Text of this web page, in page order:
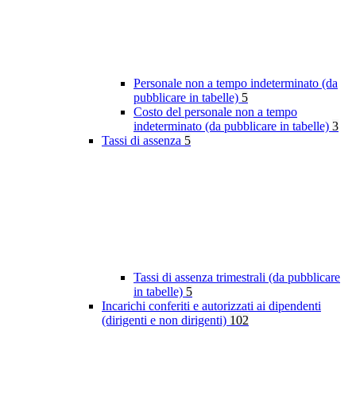
Personale non a tempo indeterminato (da
pubblicare in tabelle) 5
Costo del personale non a tempo
indeterminato (da pubblicare in tabelle) 3
Tassi di assenza 5
Tassi di assenza trimestrali (da pubblicare
in tabelle) 5
Incarichi conferiti e autorizzati ai dipendenti
(dirigenti e non dirigenti) 102